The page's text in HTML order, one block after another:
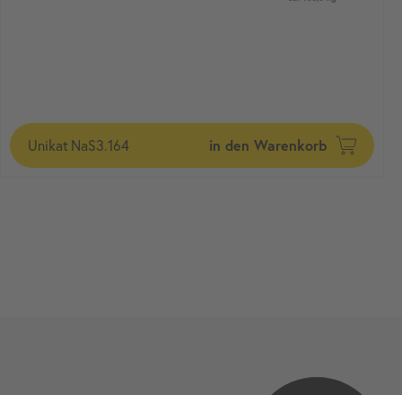
Unikat NaS3.164 in den Warenkorb